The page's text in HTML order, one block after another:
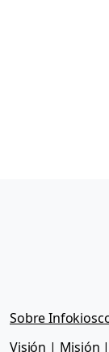
Sobre
Visión | Misión